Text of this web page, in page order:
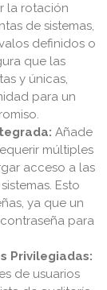
la rotación
de sistemas,
definidos o
que las
y únicas,
para un
Añade
múltiples
acceso a las
Esto
ya que un
para
Privilegiadas:
de usuarios